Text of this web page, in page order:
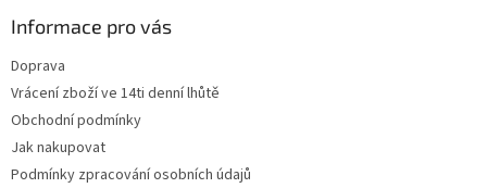
Informace pro vás
Doprava
Vrácení zboží ve 14ti denní lhůtě
Obchodní podmínky
Jak nakupovat
Podmínky zpracování osobních údajů